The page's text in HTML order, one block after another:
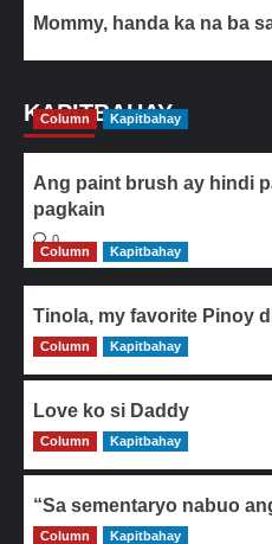
Mommy, handa ka na ba
KAPITBAHAY
Column Kapitbahay
Ang paint brush ay hindi
pagkain
0
Column
Kapitbahay
Tinola, my favorite Pinoy
0
Column Kapitbahay
Love ko si Daddy
0
Column Kapitbahay
“Sa sementaryo nabuo
0
Column Kapitbahay